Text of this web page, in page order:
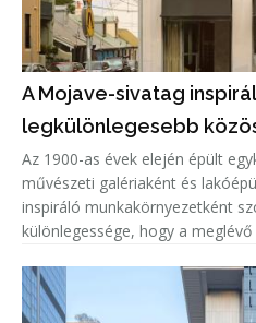
A Mojave-sivatag
legkülönlegesebb
Az 1900-as évek elején épült
művészeti galériaként és
inspiráló munkakörnyezetként
különlegessége, hogy a
Mojave-sivatag színe